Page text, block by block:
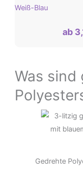
Weiß-Blau
ab
Was sind
Gedrehte